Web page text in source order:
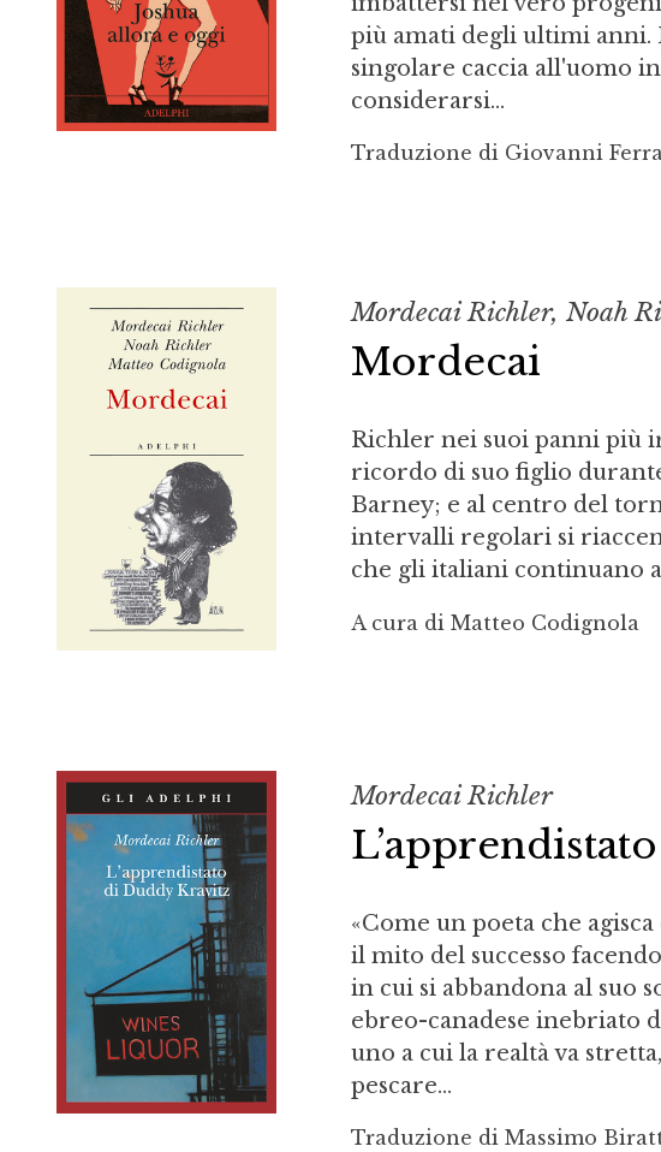
più amati degli ultimi anni.
singolare caccia all'uomo
considerarsi...
Traduzione di Giovanni
Mordecai Richler, Noah
Mordecai
Richler nei suoi panni più
ricordo di suo figlio
Barney; e al centro del
intervalli regolari si
che gli italiani continuano
A cura di Matteo Codignola
Mordecai Richler
«Come un poeta che
il mito del successo
in cui si abbandona al suo
ebreo-canadese inebriato
uno a cui la realtà va
pescare...
Traduzione di Massimo